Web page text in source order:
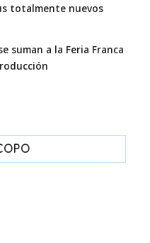
totalmente nuevos
suman a la Feria Franca